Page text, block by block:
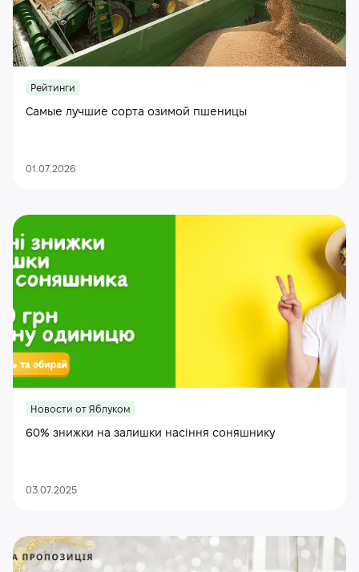
Рейтинги
Самые лучшие сорта озимой пшеницы
01.07.2026
Новости от Яблуком
60% знижки на залишки насіння соняшнику
03.07.2025